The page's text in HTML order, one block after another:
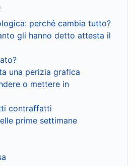
perché cambia tutto?
gli hanno detto attesta il
una perizia grafica
o mettere in
contraffatti
prime settimane